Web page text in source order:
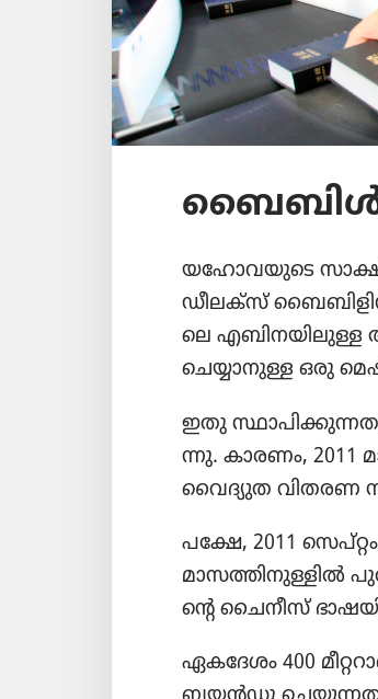
യഹോ​വ​യു​ടെ
ഡീലക്‌സ്‌
ലെ
ചെയ്യാ​നു​ള്ള ഒരു
ഇതു
ന്നു. കാരണം, 2011
വൈദ്യു​ത വിതരണ
പക്ഷേ, 2011
മാസത്തി​നു​ള്ളിൽ
ന്റെ ചൈനീസ്‌
ഏകദേശം 400